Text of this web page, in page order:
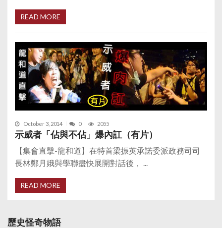
READ MORE
October 3, 2014 0 2055
示威者「佔與不佔」爆內訌（有片）
【集會直擊-龍和道】在特首梁振英承諾委派政務司司
長林鄭月娥與學聯盡快展開對話後， ...
READ MORE
歷史怪奇物語